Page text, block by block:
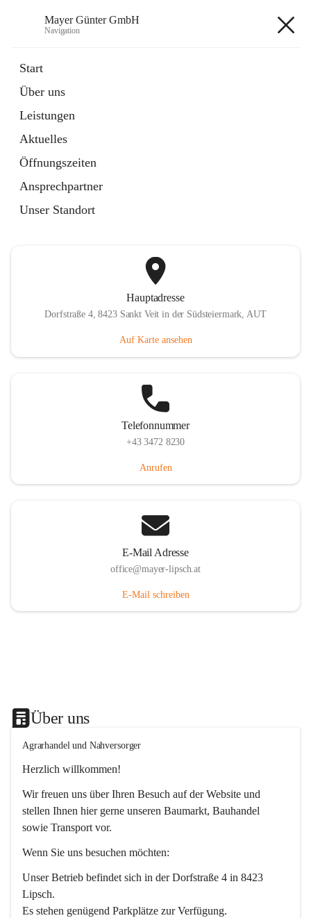
Mayer Günter GmbH
Navigation
Start
Über uns
Leistungen
Aktuelles
Öffnungszeiten
Ansprechpartner
Unser Standort
Artikel
in
Tab
TRANSPORTE
Artikel
öffnet
in
neuem
Tab
Hauptadresse
Dorfstraße 4, 8423 Sankt Veit in der Südsteiermark, AUT
Auf Karte ansehen
Telefonnummer
+43 3472 8230
Anrufen
E-Mail Adresse
office@mayer-lipsch.at
E-Mail schreiben
Über uns
Agrarhandel und Nahversorger
Herzlich willkommen!
Wir freuen uns über Ihren Besuch auf der Website und
stellen Ihnen hier gerne unseren Baumarkt, Bauhandel
sowie Transport vor.
Wenn Sie uns besuchen möchten:
Unser Betrieb befindet sich in der Dorfstraße 4 in 8423
Lipsch.
Es stehen genügend Parkplätze zur Verfügung.